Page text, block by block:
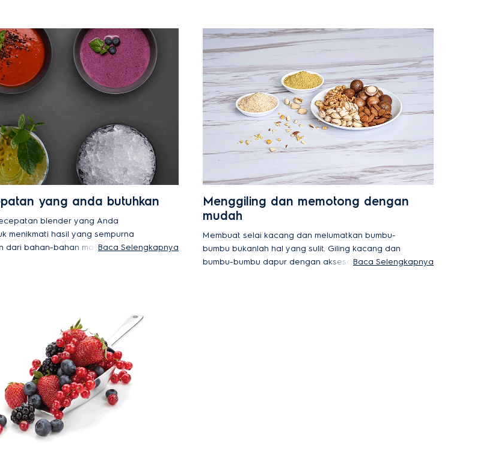
yang anda butuhkan
blender yang Anda
menikmati hasil yang sempurna
dari bahan-bahan makanan diBaca Selengkapnya
Menggiling dan memotong dengan
mudah
Membuat selai kacang dan melumatkan bumbu-
bumbu bukanlah hal yang sulit. Giling kacang dan
bumbu-bumbu dapur dengan aksesori tambahan
Baca Selengkapnya